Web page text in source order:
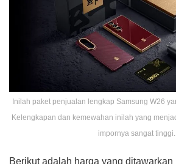
Inilah paket penjualan lengkap Samsung W26
Kelengkapan dan kemewahan inilah yang
impornya sangat tinggi.
Berikut adalah harga yang